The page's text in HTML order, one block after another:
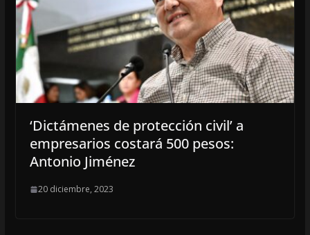
‘Dictámenes de protección civil’ a
empresarios costará 500 pesos:
Antonio Jiménez
20 diciembre, 2023